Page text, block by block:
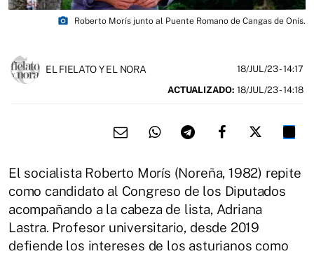
photo_camera Roberto Morís junto al Puente Romano de Cangas de Onís.
EL FIELATO Y EL NORA 18/JUL/23- 14:17
ACTUALIZADO: 18/JUL/23 - 14:18
El socialista Roberto Morís (Noreña, 1982) repite
como candidato al Congreso de los Diputados
acompañando a la cabeza de lista, Adriana
Lastra. Profesor universitario, desde 2019
defiende los intereses de los asturianos como